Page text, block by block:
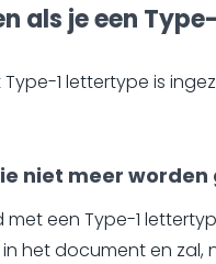
als je een
1 lettertype is
niet meer worden
met een Type-1
het document en zal,